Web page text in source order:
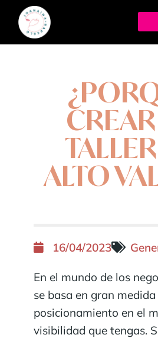
ALTO
16/04/2023
En el mundo de los
se basa en gran medida
posicionamiento en el
visibilidad que tengas.